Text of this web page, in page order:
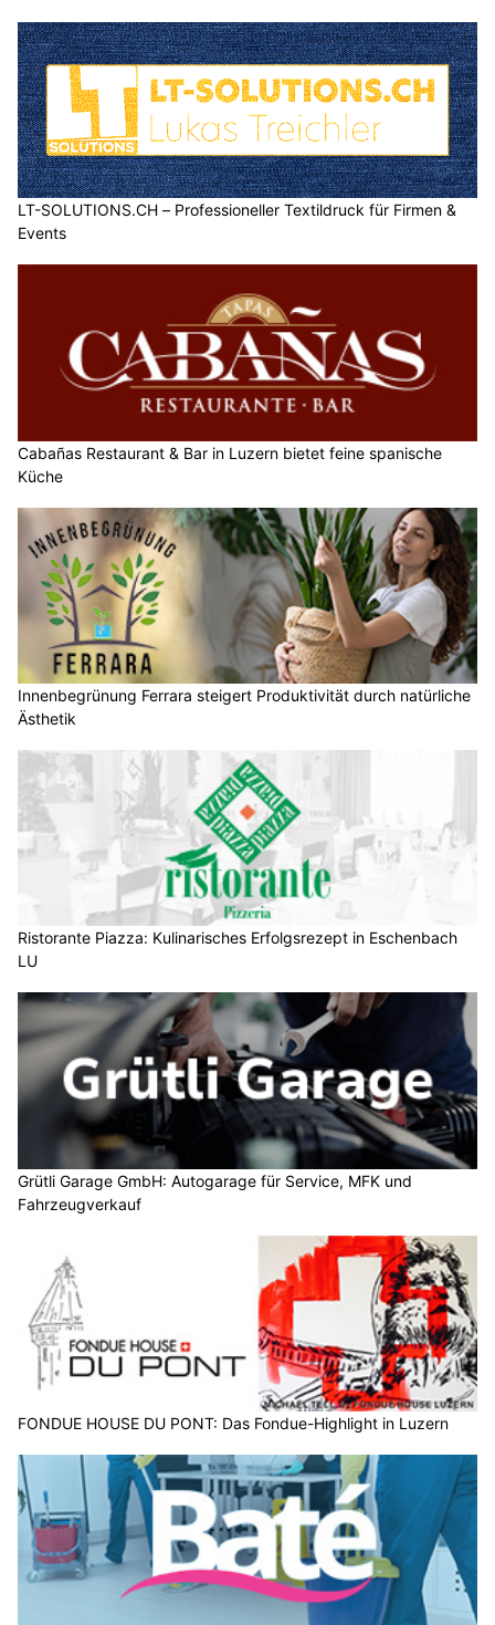
LT-SOLUTIONS.CH – Professioneller Textildruck für Firmen &
Events
Cabañas Restaurant & Bar in Luzern bietet feine spanische
Küche
Innenbegrünung Ferrara steigert Produktivität durch natürliche
Ästhetik
Ristorante Piazza: Kulinarisches Erfolgsrezept in Eschenbach
LU
Grütli Garage GmbH: Autogarage für Service, MFK und
Fahrzeugverkauf
FONDUE HOUSE DU PONT: Das Fondue-Highlight in Luzern